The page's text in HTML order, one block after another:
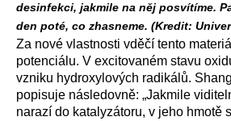
desinfekci, jakmile na něj posvítíme.
den poté, co zhasneme. (Kredit:
Za nové vlastnosti vděčí tento
potenciálu. V excitovaném stavu
vzniku hydroxylových radikálů.
popisuje následovně: „Jakmile
narazí do katalyzátoru, v jeho hmotě